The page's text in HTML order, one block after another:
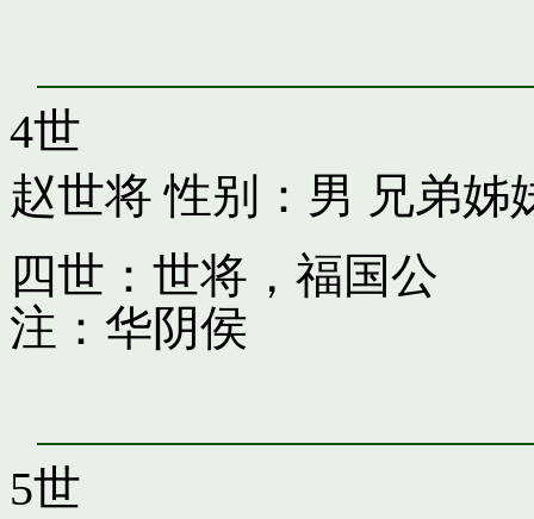
4世
赵世将 性别：男 兄弟姊
四世：世将，福国公
注：华阴侯
5世